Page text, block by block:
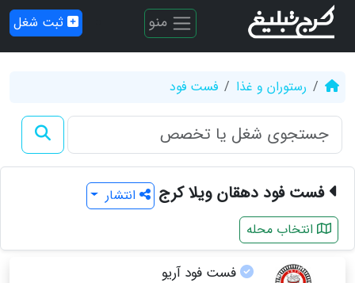
منو ثبت شغل
رستوران و غذا فست فود
فست فود دهقان ویلا کرج
انتشار
انتخاب محله
فست فود آریو